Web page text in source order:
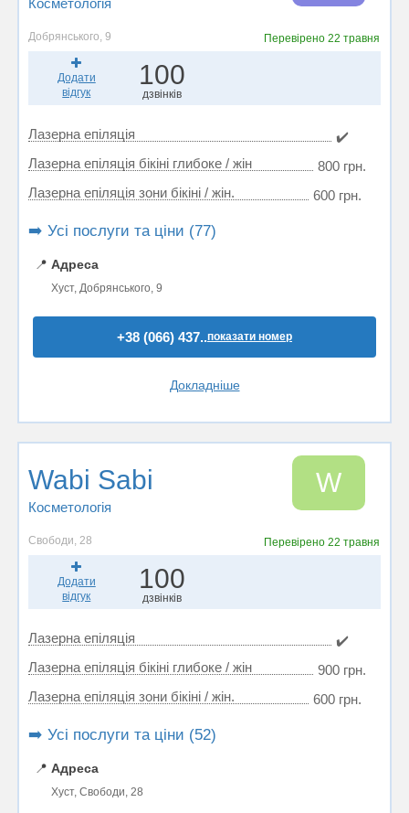
Косметологія
Добрянського, 9 Перевірено22 травня
Додати
відгук
100
дзвінків
Лазерна епіляція
✔️
Лазерна епіляція бікіні глибоке / жін
800 грн.
Лазерна епіляція зони бікіні / жін.
600 грн.
➡️ Усі послуги та ціни (77)
📍 Адреса
Хуст, Добрянського, 9
+38 (066) 437..показати номер
Докладніше
Wabi Sabi
Косметологія
W
Свободи, 28 Перевірено22 травня
Додати
відгук
100
дзвінків
Лазерна епіляція
✔️
Лазерна епіляція бікіні глибоке / жін
900 грн.
Лазерна епіляція зони бікіні / жін.
600 грн.
➡️ Усі послуги та ціни (52)
📍 Адреса
Хуст, Свободи, 28